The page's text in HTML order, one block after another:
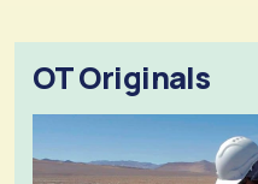
OT Originals